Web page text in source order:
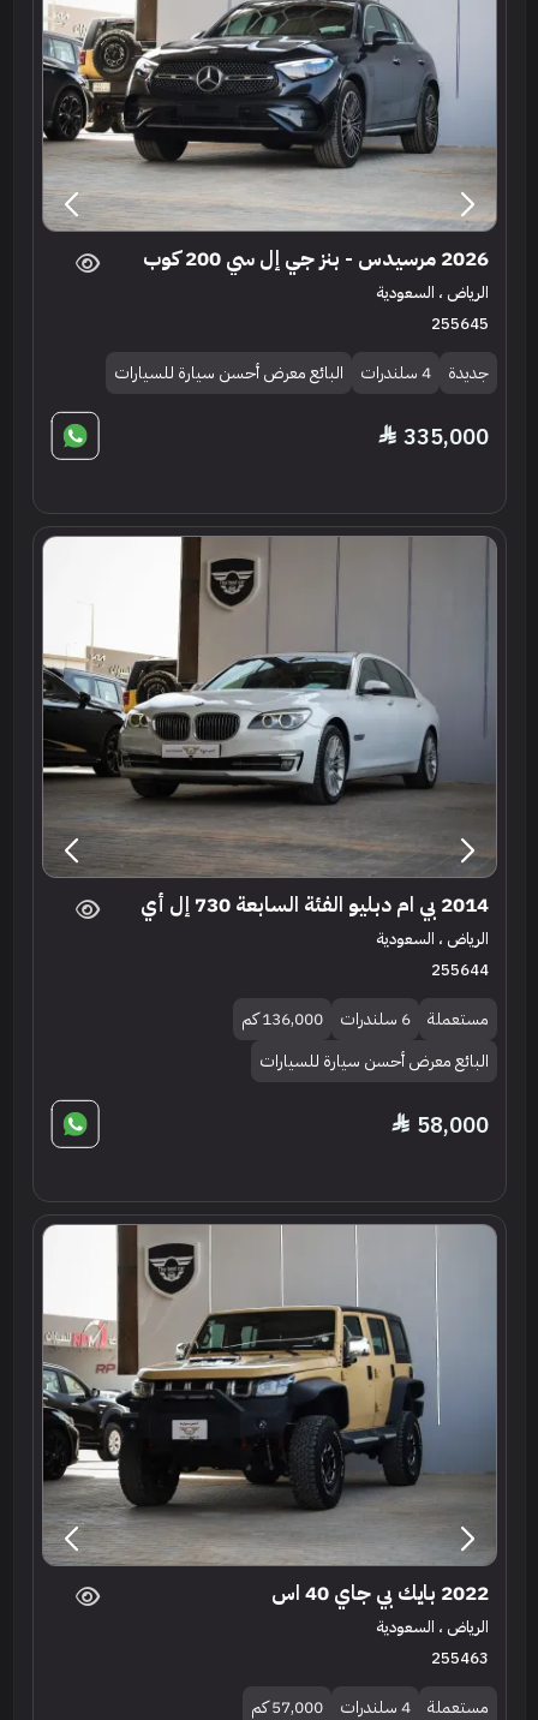
2026 مرسيدس - بنز جي إل سي 200 كوب
الرياض ، السعودية
255645
جديدة 4 سلندرات البائع معرض أحسن سيارة للسيارات
335,000
2014 بي ام دبليو الفئة السابعة 730 إل أي
الرياض ، السعودية
255644
مستعملة 6 سلندرات
136,000 كم
البائع معرض أحسن سيارة للسيارات
58,000
2022 بايك بي جاي 40 اس
الرياض ، السعودية
255463
مستعملة 4 سلندرات
57,000 كم